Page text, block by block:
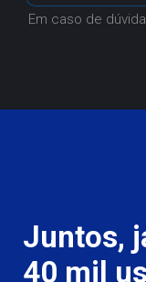
Em caso de
Juntos,
40 mil